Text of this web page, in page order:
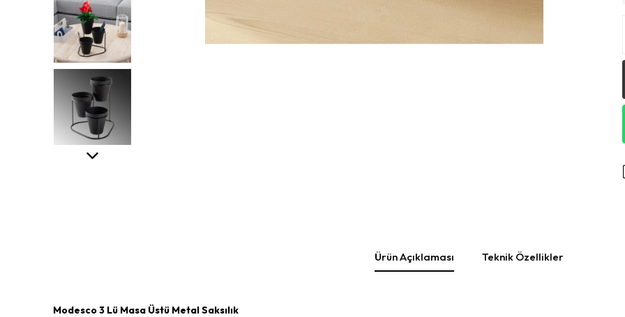
Ürün Açıklaması Teknik Özellikler
Modesco 3 Lü Masa Üstü Metal Saksılık